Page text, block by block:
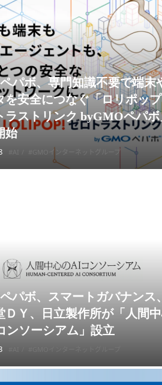
パボ、専門知識不要で端末
を安全につなぐ「ロリポッ
ラストリンク byGMOペパボ
始
#AI #GMOインターネットグループ
パボ、スマートガバナンス、
ＤＹ、日立製作所が「人間
ンソーシアム」設立